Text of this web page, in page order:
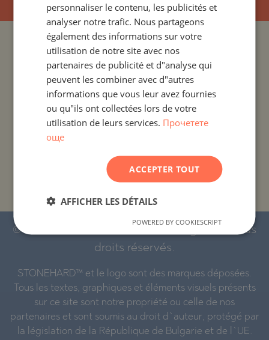
PROJETS ET PROPRIÉTÉS PAR PAYS
PROJETS ET PROPRIÉTÉS PAR COLONIE
PROJETS ET PROPRIÉTÉS PAR TYPE DE PROPRIÉTÉ
PROJETS ET PROPRIÉTÉS PAR RÉGION
PROJETS ET PROPRIÉTÉS PAR NOM DE
© 2016-2026 « Stonehard Marketing » Ltd. Tous
droits réservés.
STONEHARD™ et le logo sont des marques déposées.
Tous les textes, graphiques et éléments visuels présents
sur ce site sont notre propriété ou celle de nos
partenaires et sont soumis au droit d`auteur, protégé par
la législation de la République de Bulgarie et de l`UE.
GERMAN
ROMANIAN
personnaliser le contenu, les publicités et
analyser notre trafic. Nous partageons
également des informations sur votre
utilisation de notre site avec nos
partenaires de publicité et d"analyse qui
peuvent les combiner avec d"autres
informations que vous leur avez fournies
ou qu"ils ont collectées lors de votre
utilisation de leurs services. Прочетете
още
ACCEPTER TOUT
AFFICHER LES DÉTAILS
POWERED BY COOKIESCRIPT